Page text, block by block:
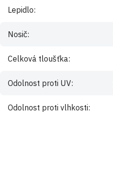
Lepidlo:
Nosič:
Celková tloušťka:
Odolnost proti UV:
Odolnost proti vlhkosti: